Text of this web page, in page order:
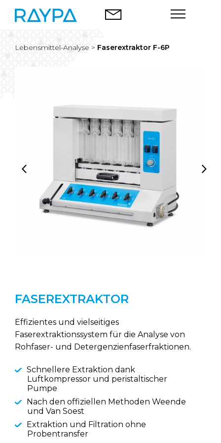
Inhalt
springen
Autoklaven
Unternehmen
Deutsch
Lebensmittel-Analyse > Faserextraktor F-6P
FASEREXTRAKTOR
Effizientes und vielseitiges
Faserextraktionssystem für die Analyse von
Rohfaser- und Detergenzienfaserfraktionen.
Schnellere Extraktion dank
Luftkompressor und peristaltischer
Pumpe
Nach den offiziellen Methoden Weende
und Van Soest
Extraktion und Filtration ohne
Probentransfer